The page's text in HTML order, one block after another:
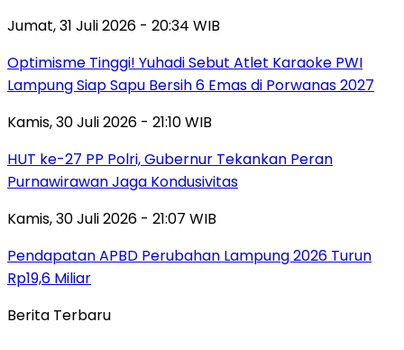
Jumat, 31 Juli 2026 - 20:34 WIB
Optimisme Tinggi! Yuhadi Sebut Atlet Karaoke PWI
Lampung Siap Sapu Bersih 6 Emas di Porwanas 2027
Kamis, 30 Juli 2026 - 21:10 WIB
HUT ke-27 PP Polri, Gubernur Tekankan Peran
Purnawirawan Jaga Kondusivitas
Kamis, 30 Juli 2026 - 21:07 WIB
Pendapatan APBD Perubahan Lampung 2026 Turun
Rp19,6 Miliar
Berita Terbaru